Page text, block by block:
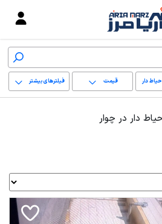
دار قیمت فیلترهای بیشتر
دار در چوار